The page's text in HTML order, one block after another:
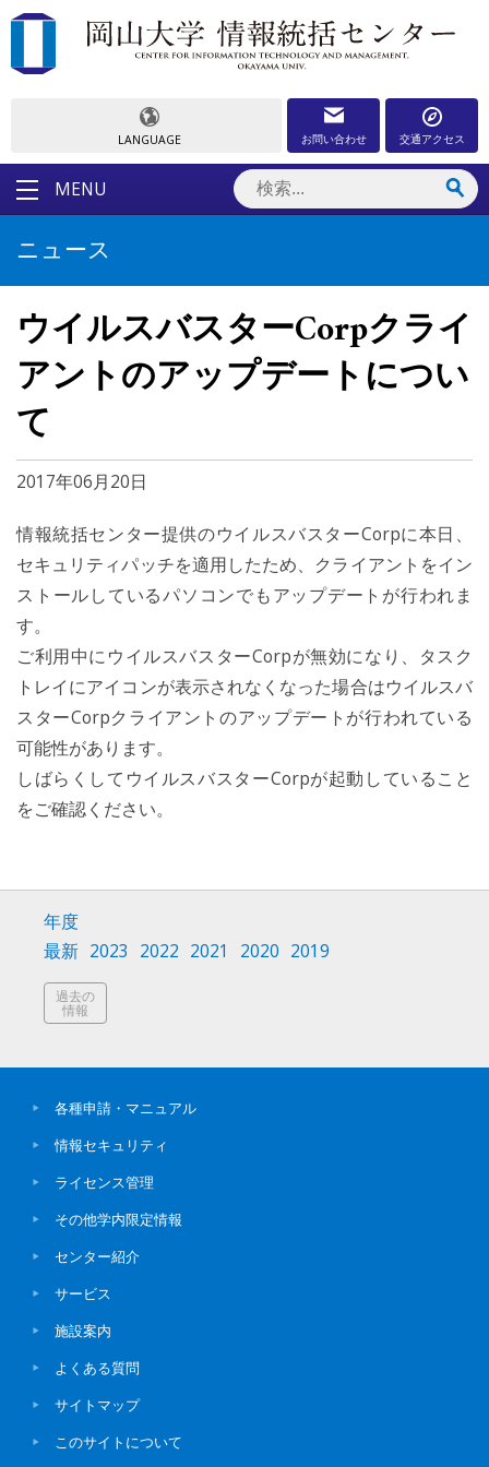
LANGUAGE お問い合わせ 交通アクセス
MENU
ニュース
ウイルスバスターCorpクライ
アントのアップデートについ
て
2017年06月20日
情報統括センター提供のウイルスバスターCorpに本日、
セキュリティパッチを適用したため、クライアントをイン
ストールしているパソコンでもアップデートが行われま
す。
ご利用中にウイルスバスターCorpが無効になり、タスク
トレイにアイコンが表示されなくなった場合はウイルスバ
スターCorpクライアントのアップデートが行われている
可能性があります。
しばらくしてウイルスバスターCorpが起動していること
をご確認ください。
年度
最新 2023 2022 2021 2020 2019
過去の
情報
各種申請・マニュアル
情報セキュリティ
ライセンス管理
その他学内限定情報
センター紹介
サービス
施設案内
よくある質問
サイトマップ
このサイトについて